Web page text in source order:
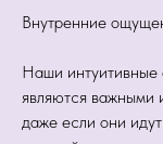
Внутренние
Наши интуитивные
являются важными
даже если они